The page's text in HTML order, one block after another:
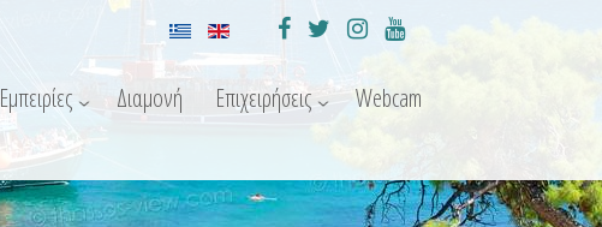
Εμπειρίες Διαμονή Επιχειρήσεις Webcam